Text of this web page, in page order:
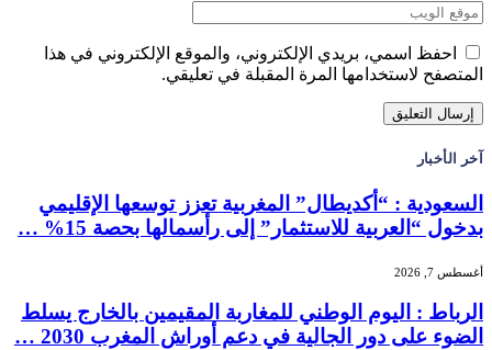
احفظ اسمي، بريدي الإلكتروني، والموقع الإلكتروني في هذا
المتصفح لاستخدامها المرة المقبلة في تعليقي.
آخر الأخبار
السعودية : “أكديطال” المغربية تعزز توسعها الإقليمي
بدخول “العربية للاستثمار” إلى رأسمالها بحصة 15% …
أغسطس 7, 2026
الرباط : اليوم الوطني للمغاربة المقيمين بالخارج يسلط
الضوء على دور الجالية في دعم أوراش المغرب 2030 …